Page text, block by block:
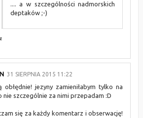
.... a w szczególności nadmorskich
deptaków ;-)
31 SIERPNIA 2015 11:22
obłędnie! jezyny zamieniłabym tylko na
nie szczególnie za nimi przepadam :D
się za każdy komentarz i obserwację!